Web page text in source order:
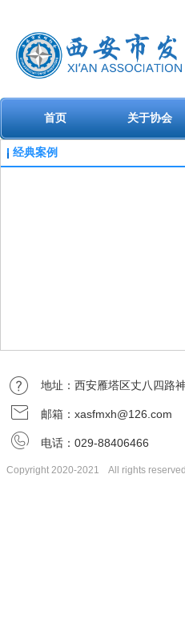
首页 关于协会
经典案例
地址：西安雁塔区丈八四路
邮箱：xasfmxh@126.com
电话：029-88406466
Copyright 2020-2021 All rights reserved